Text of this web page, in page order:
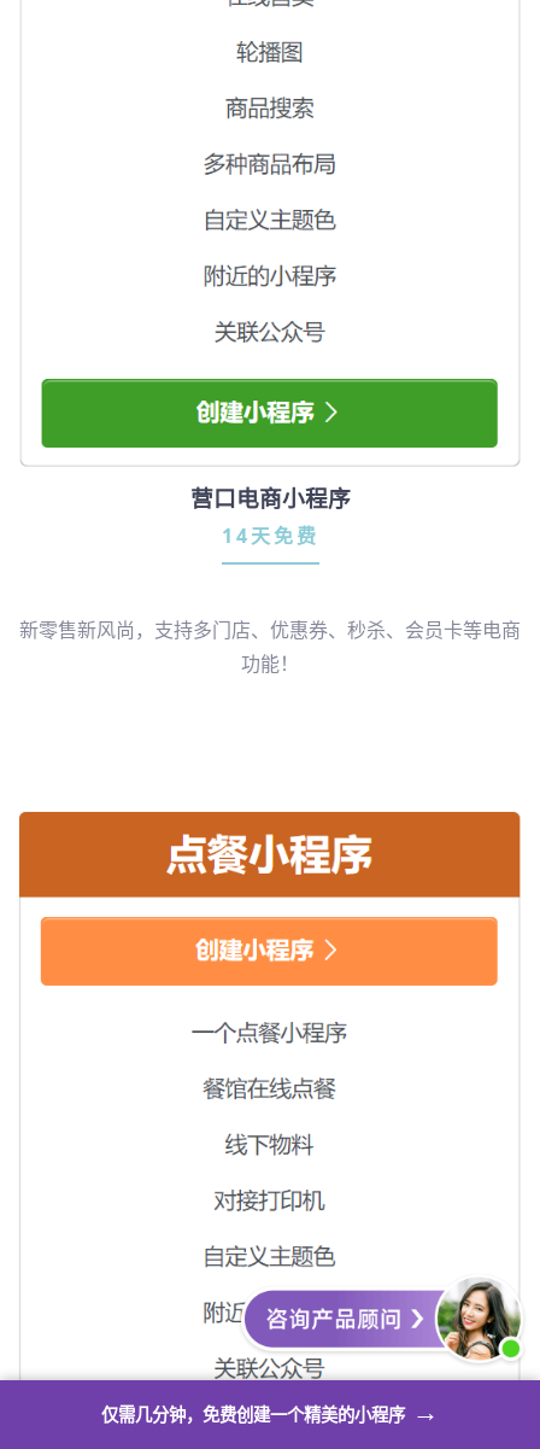
仅需几分钟，免费创建一个精美的小程序→
营口电商小程序
14天免费
新零售新风尚，支持多门店、优惠券、秒杀、会员卡等电商
功能！